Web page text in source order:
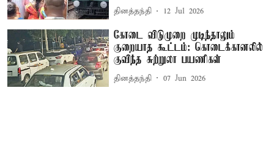
தினத்தந்தி 12 Jul 2026
கோடை விடுமுறை முடிந்தாலும்
குறையாத கூட்டம்: கொடைக்கானலில்
குவிந்த சுற்றுலா பயணிகள்
தினத்தந்தி 07 Jun 2026